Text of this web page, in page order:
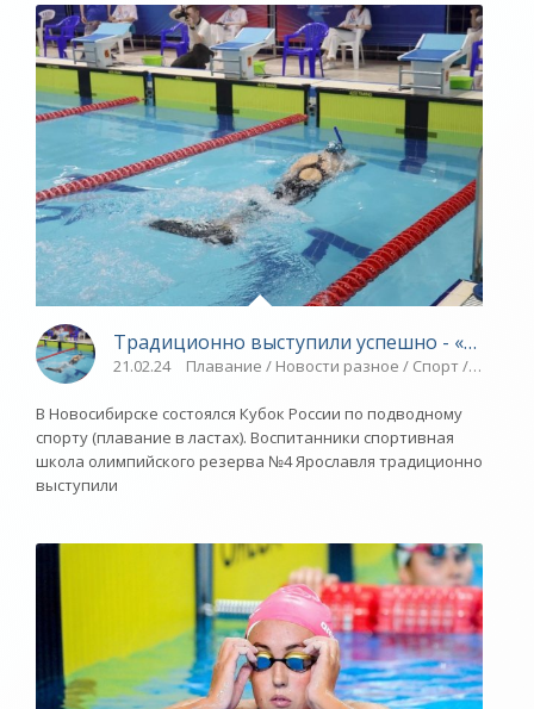
Традиционно выступили успешно -
21.02.24 Плавание / Новости разное / Спорт /
В Новосибирске состоялся Кубок России по подводному
спорту (плавание в ластах). Воспитанники спортивная
школа олимпийского резерва №4 Ярославля традиционно
выступили